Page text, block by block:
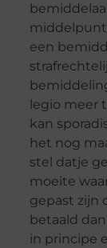
een
legio meer
kan
het nog
stel datje
moeite
gepast zijn
betaald
in principe